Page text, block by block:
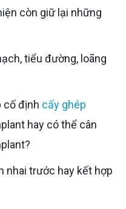
cố định cấy ghép
hay có thể cân